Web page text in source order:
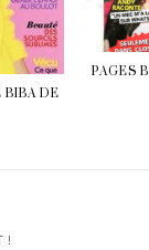
DE
PAGES
!